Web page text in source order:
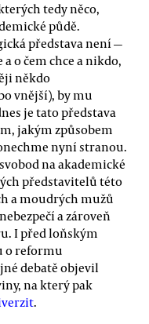
tedy něco,
půdě.
představa není —
o čem chce a nikdo,
někdo
vnější), by mu
je tato představa
jakým způsobem
nyní stranou.
na akademické
představitelů této
a moudrých mužů
a zároveň
I před loňským
o reformu
debatě objevil
na který pak
.